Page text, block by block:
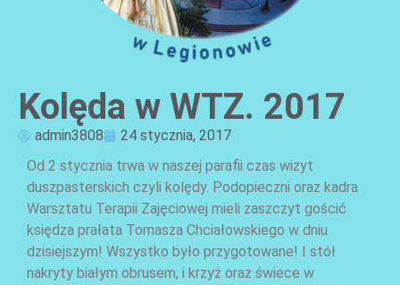
Kolęda w WTZ. 2017
admin3808
24 stycznia, 2017
Od 2 stycznia trwa w naszej parafii czas wizyt
duszpasterskich czyli kolędy. Podopieczni oraz kadra
Warsztatu Terapii Zajęciowej mieli zaszczyt gościć
księdza prałata Tomasza Chciałowskiego w dniu
dzisiejszym! Wszystko było przygotowane! I stół
nakryty białym obrusem, i krzyż oraz świece w
AKTUALNOŚCI